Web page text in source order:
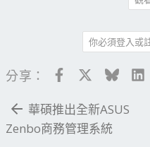
你必須登入或
分享： Facebook
華碩推出全新ASUS
Zenbo商務管理系統